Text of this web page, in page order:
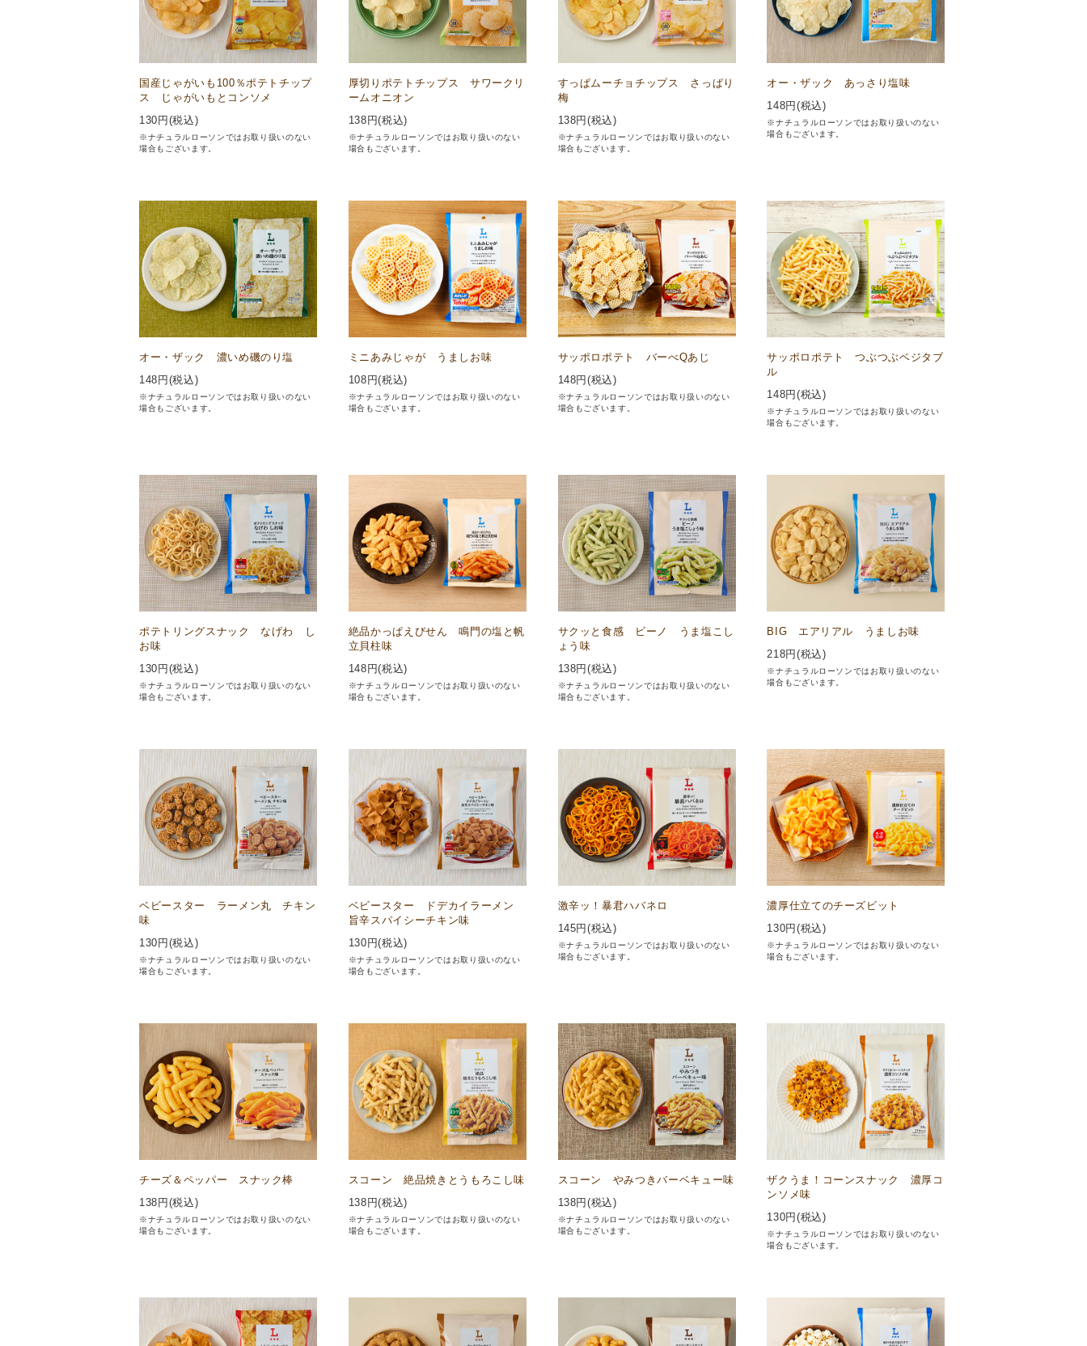
国産じゃがいも100％ポテトチップ
ス じゃがいもとコンソメ
130 円(税込)
※ナチュラルローソンではお取り扱いのない
場合もございます。
厚切りポテトチップス サワークリ
ームオニオン
138 円(税込)
※ナチュラルローソンではお取り扱いのない
場合もございます。
すっぱムーチョチップス さっぱり
梅
138円(税込)
※ナチュラルローソンではお取り扱いのない
場合もございます。
オー・ザック あっさり塩味
148円(税込)
※ナチュラルローソンではお取り扱いのない
場合もございます。
オー・ザック 濃いめ磯のり塩
148 円(税込)
※ナチュラルローソンではお取り扱いのない
場合もございます。
ミニあみじゃが うましお味
108 円(税込)
※ナチュラルローソンではお取り扱いのない
場合もございます。
サッポロポテト バーべQあじ
148円(税込)
※ナチュラルローソンではお取り扱いのない
場合もございます。
サッポロポテト つぶつぶベジタブ
ル
148円(税込)
※ナチュラルローソンではお取り扱いのない
場合もございます。
ポテトリングスナック なげわ し
お味
130 円(税込)
※ナチュラルローソンではお取り扱いのない
場合もございます。
絶品かっぱえびせん 鳴門の塩と帆
立貝柱味
148 円(税込)
※ナチュラルローソンではお取り扱いのない
場合もございます。
サクッと食感 ビーノ うま塩こし
ょう味
138円(税込)
※ナチュラルローソンではお取り扱いのない
場合もございます。
BIG エアリアル うましお味
218円(税込)
※ナチュラルローソンではお取り扱いのない
場合もございます。
ベビースター ラーメン丸 チキン
味
130 円(税込)
※ナチュラルローソンではお取り扱いのない
場合もございます。
ベビースター ドデカイラーメン
旨辛スパイシーチキン味
130 円(税込)
※ナチュラルローソンではお取り扱いのない
場合もございます。
激辛ッ！暴君ハバネロ
145円(税込)
※ナチュラルローソンではお取り扱いのない
場合もございます。
濃厚仕立てのチーズビット
130円(税込)
※ナチュラルローソンではお取り扱いのない
場合もございます。
チーズ＆ペッパー スナック棒
138 円(税込)
※ナチュラルローソンではお取り扱いのない
場合もございます。
スコーン 絶品焼きとうもろこし味
138 円(税込)
※ナチュラルローソンではお取り扱いのない
場合もございます。
スコーン やみつきバーベキュー味
138円(税込)
※ナチュラルローソンではお取り扱いのない
場合もございます。
ザクうま！コーンスナック 濃厚コ
ンソメ味
130円(税込)
※ナチュラルローソンではお取り扱いのない
場合もございます。